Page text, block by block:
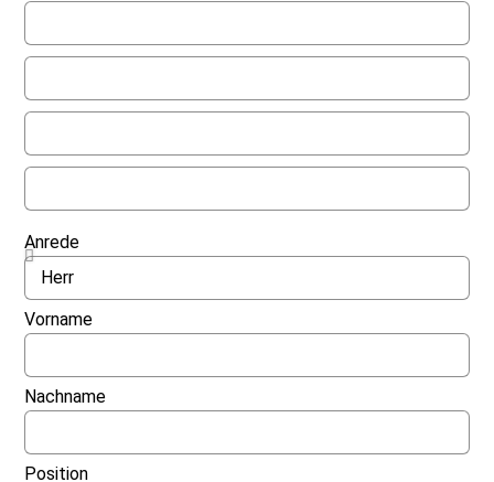
Anrede
Vorname
Nachname
Position